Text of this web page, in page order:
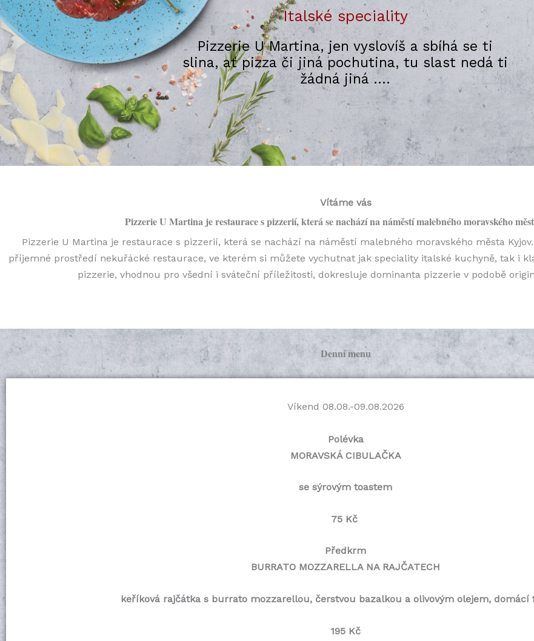
Italské speciality
Pizzerie U Martina, jen vyslovíš a sbíhá se ti
slina, ať pizza či jiná pochutina, tu slast nedá ti
žádná jiná ....
Vítáme vás
Pizzerie U Martina je restaurace s pizzerií, která se nachází na náměstí malebného moravského
Pizzerie U Martina je restaurace s pizzerií, která se nachází na náměstí malebného moravského města
příjemné prostředí nekuřácké restaurace, ve kterém si můžete vychutnat jak speciality italské kuchyně, tak i
pizzerie, vhodnou pro všední i sváteční příležitosti, dokresluje dominanta pizzerie v podobě
Denní menu
Víkend 08.08.-09.08.2026
Polévka
MORAVSKÁ CIBULAČKA
se sýrovým toastem
75 Kč
Předkrm
BURRATO MOZZARELLA NA RAJČATECH
keříková rajčátka s burrato mozzarellou, čerstvou bazalkou a olivovým olejem, domácí
195 Kč